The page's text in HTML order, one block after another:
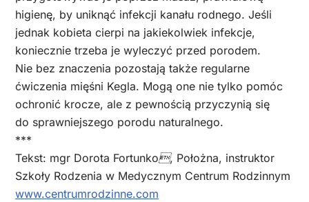
higienę, by uniknąć infekcji kanału rodnego. Jeśli
jednak kobieta cierpi na jakiekolwiek infekcje,
koniecznie trzeba je wyleczyć przed porodem.
Nie bez znaczenia pozostają także regularne
ćwiczenia mięśni Kegla. Mogą one nie tylko pomóc
ochronić krocze, ale z pewnością przyczynią się
do sprawniejszego porodu naturalnego.
***
Tekst: mgr Dorota Fortunko, Położna, instruktor
Szkoły Rodzenia w Medycznym Centrum Rodzinnym
www.centrumrodzinne.com